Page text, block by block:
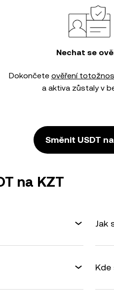
Nechat se
Dokončete ověření
a aktiva zůstaly v
Směnit USDT
na KZT
Jak